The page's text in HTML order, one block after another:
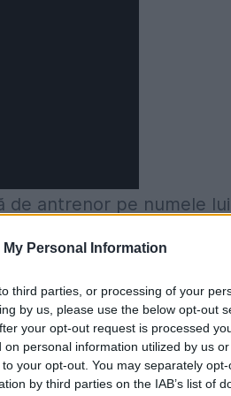
My Personal Information
third parties, or processing of your
by us, please use the below opt-out
your opt-out request is processed
personal information utilized by us
your opt-out. You may separately
by third parties on the IAB’s list of
de antrenor pe numele lui
banca tehnică e
lui Ibrahim
vrea să resusciteze
poţi să spui niciodată